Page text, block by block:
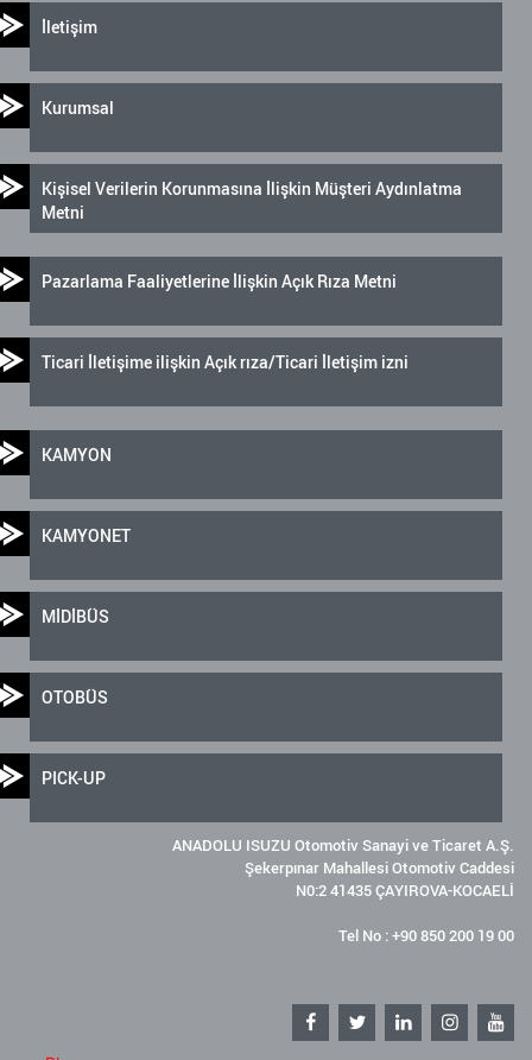
İletişim
Kurumsal
Kişisel Verilerin Korunmasına İlişkin Müşteri Aydınlatma
Metni
Pazarlama Faaliyetlerine İlişkin Açık Rıza Metni
Ticari İletişime ilişkin Açık rıza/Ticari İletişim izni
KAMYON
KAMYONET
MİDİBÜS
OTOBÜS
PICK-UP
ANADOLU ISUZU Otomotiv Sanayi ve Ticaret A.Ş.
Şekerpınar Mahallesi Otomotiv Caddesi
N0:2 41435 ÇAYIROVA-KOCAELİ
Tel No : +90 850 200 19 00